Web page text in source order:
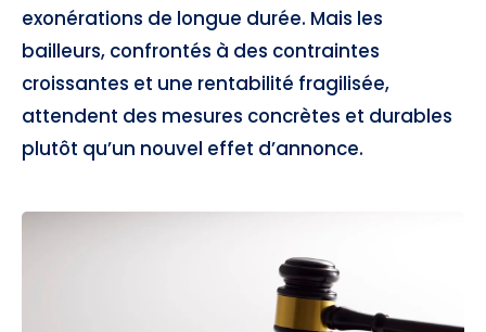
exonérations de longue durée. Mais les
bailleurs, confrontés à des contraintes
croissantes et une rentabilité fragilisée,
attendent des mesures concrètes et durables
plutôt qu’un nouvel effet d’annonce.